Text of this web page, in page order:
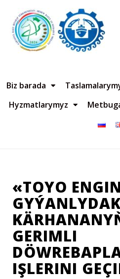
Biz barada
Hyzmatlarymyz
«TOYO
GERIMLI
IŞLERINI